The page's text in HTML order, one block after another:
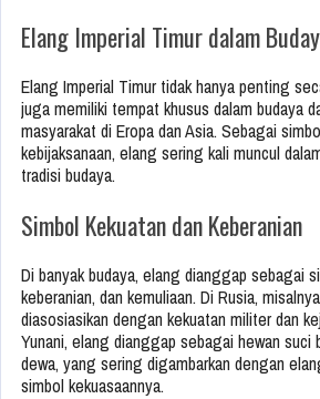
Elang Imperial Timur dalam
Elang Imperial Timur tidak hanya penting
juga memiliki tempat khusus dalam budaya
masyarakat di Eropa dan Asia. Sebagai
kebijaksanaan, elang sering kali muncul
tradisi budaya.
Simbol Kekuatan dan Keberanian
Di banyak budaya, elang dianggap sebagai
keberanian, dan kemuliaan. Di Rusia,
diasosiasikan dengan kekuatan militer dan
Yunani, elang dianggap sebagai hewan suci
dewa, yang sering digambarkan dengan
simbol kekuasaannya.